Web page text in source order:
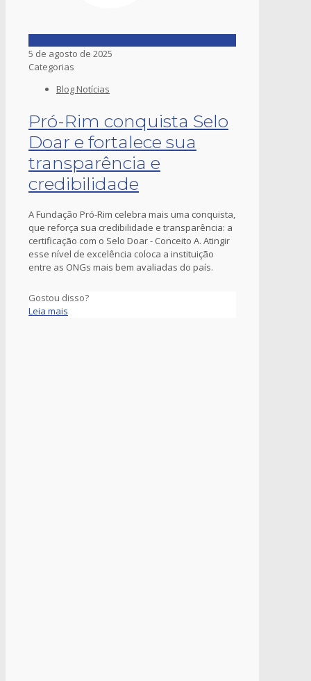
5 de agosto de 2025
Categorias
Blog Notícias
Pró-Rim conquista Selo
Doar e fortalece sua
transparência e
credibilidade
A Fundação Pró-Rim celebra mais uma conquista,
que reforça sua credibilidade e transparência: a
certificação com o Selo Doar - Conceito A. Atingir
esse nível de excelência coloca a instituição
entre as ONGs mais bem avaliadas do país.
Gostou disso?
Leia mais